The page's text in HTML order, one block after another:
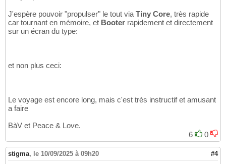
J'espère pouvoir "propulser" le tout via Tiny Core, très rapide
car tournant en mémoire, et Booter rapidement et directement
sur un écran du type:
et non plus ceci:
Le voyage est encore long, mais c'est très instructif et amusant
a faire
BàV et Peace & Love.
6
0
stigma, le 10/09/2025 à 09h20 #4